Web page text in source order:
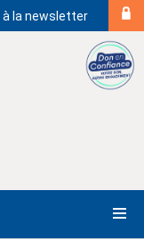
à la newsletter